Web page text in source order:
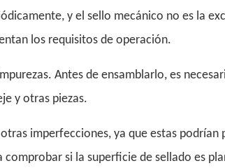
y el sello mecánico no es la
los requisitos de operación.
Antes de ensamblarlo, es
y otras piezas.
imperfecciones, ya que estas podrían
si la superficie de sellado es